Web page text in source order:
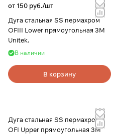
от 150 руб./шт
Дуга стальная SS пермахром
OFIII Lower прямоугольная 3М
Unitek.
В наличии
В корзину
Дуга стальная SS пермахром
OFI Upper прямоугольная 3М